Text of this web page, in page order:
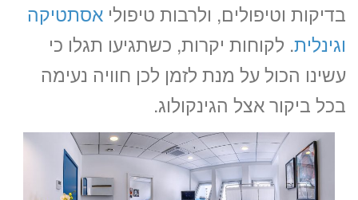
בדיקות וטיפולים, ולרבות טיפולי אסתטיקה
וגינלית. לקוחות יקרות, כשתגיעו תגלו כי
עשינו הכול על מנת לזמן לכן חוויה נעימה
בכל ביקור אצל הגינקולוג.